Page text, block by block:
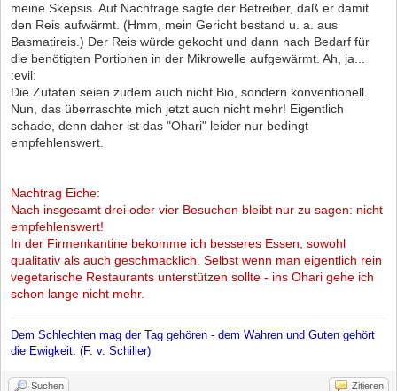
meine Skepsis. Auf Nachfrage sagte der Betreiber, daß er damit
den Reis aufwärmt. (Hmm, mein Gericht bestand u. a. aus
Basmatireis.) Der Reis würde gekocht und dann nach Bedarf für
die benötigten Portionen in der Mikrowelle aufgewärmt. Ah, ja...
:evil:
Die Zutaten seien zudem auch nicht Bio, sondern konventionell.
Nun, das überraschte mich jetzt auch nicht mehr! Eigentlich
schade, denn daher ist das "Ohari" leider nur bedingt
empfehlenswert.
Nachtrag Eiche:
Nach insgesamt drei oder vier Besuchen bleibt nur zu sagen: nicht
empfehlenswert!
In der Firmenkantine bekomme ich besseres Essen, sowohl
qualitativ als auch geschmacklich. Selbst wenn man eigentlich rein
vegetarische Restaurants unterstützen sollte - ins Ohari gehe ich
schon lange nicht mehr.
Dem Schlechten mag der Tag gehören - dem Wahren und Guten gehört
die Ewigkeit. (F. v. Schiller)
Suchen Zitieren